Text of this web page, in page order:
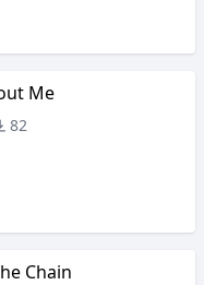
Me
82
Chain